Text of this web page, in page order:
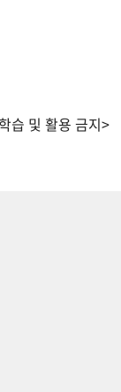
습 및 활용 금지>